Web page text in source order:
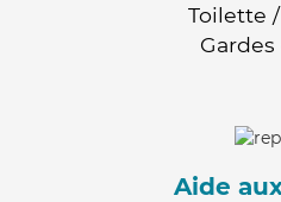
Toilette
Aide